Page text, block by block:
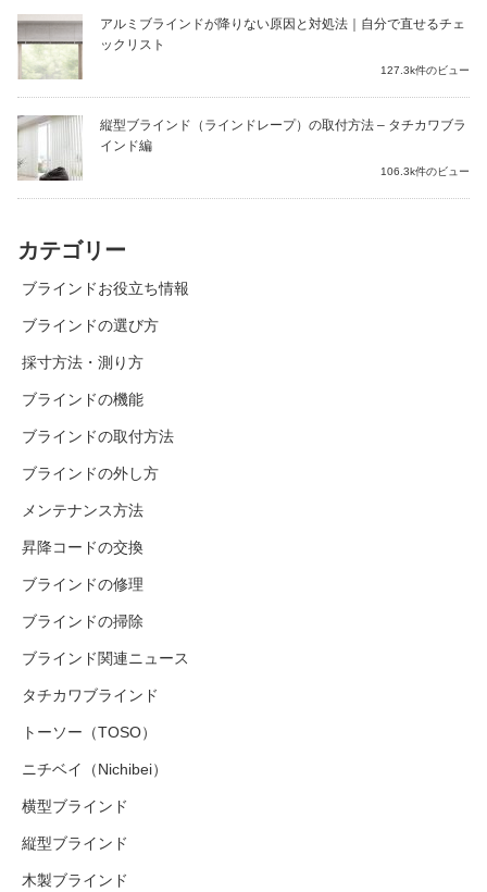
アルミブラインドが降りない原因と対処法｜自分で直せるチェ
ックリスト
127.3k件のビュー
縦型ブラインド（ラインドレープ）の取付方法 – タチカワブラ
インド編
106.3k件のビュー
カテゴリー
ブラインドお役立ち情報
ブラインドの選び方
採寸方法・測り方
ブラインドの機能
ブラインドの取付方法
ブラインドの外し方
メンテナンス方法
昇降コードの交換
ブラインドの修理
ブラインドの掃除
ブラインド関連ニュース
タチカワブラインド
トーソー（TOSO）
ニチベイ（Nichibei）
横型ブラインド
縦型ブラインド
木製ブラインド